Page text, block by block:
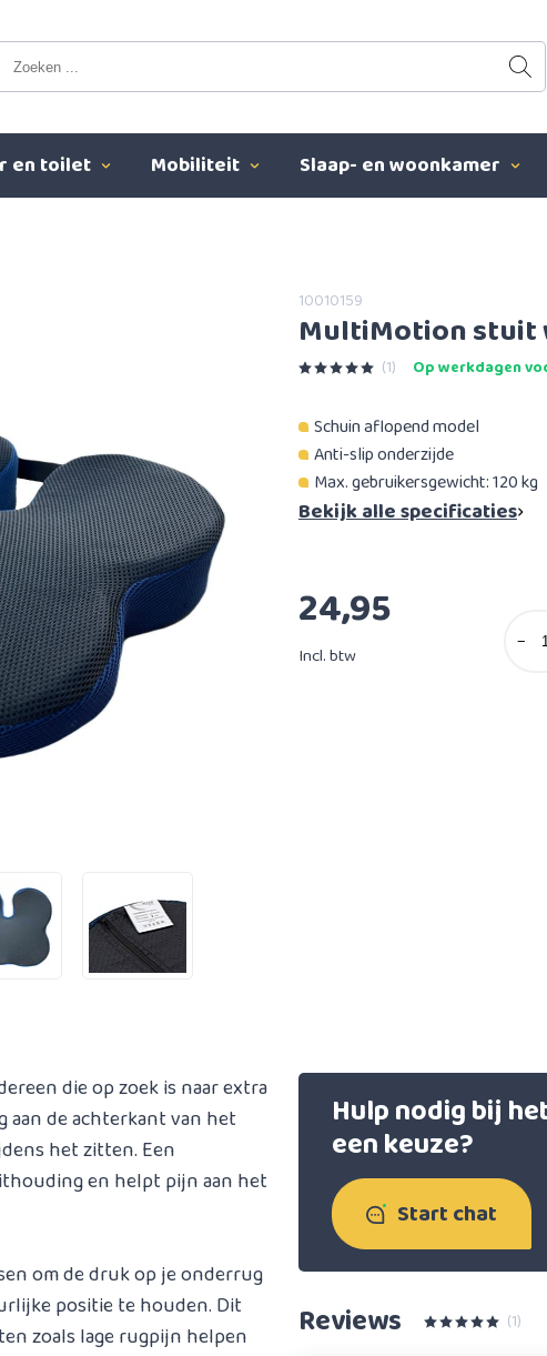
en toilet Mobiliteit Slaap- en woonkamer
10010159
MultiMotion stuit
(1) Op werkdagen
Schuin aflopend model
Anti-slip onderzijde
Max. gebruikersgewicht: 120 kg
Bekijk alle specificaties
24,95
Incl. btw
−
die op zoek is naar extra
de achterkant van het
het zitten. Een
en helpt pijn aan het
om de druk op je onderrug
positie te houden. Dit
zoals lage rugpijn helpen
Hulp nodig bij
een keuze?
Start chat
Reviews (1)